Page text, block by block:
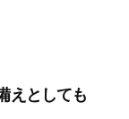
えとしても